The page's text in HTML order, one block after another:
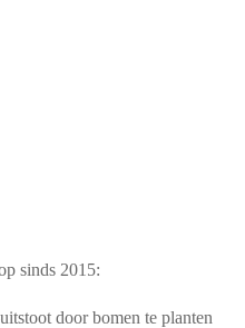
sinds 2015:
door bomen te planten